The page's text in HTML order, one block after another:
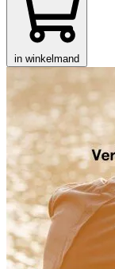
in winkelmand